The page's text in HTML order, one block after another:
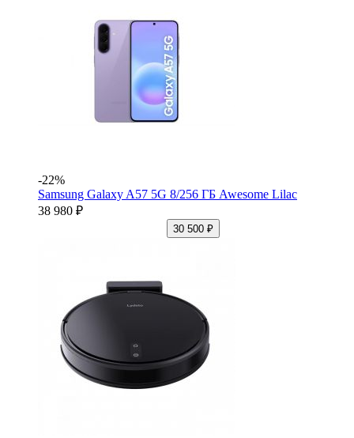
-22%
Samsung Galaxy A57 5G 8/256 ГБ Awesome Lilac
38 980 ₽
30 500 ₽